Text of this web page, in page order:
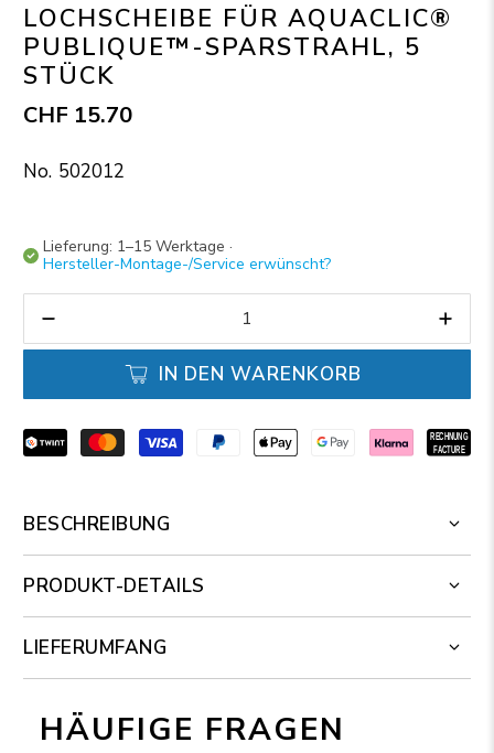
LOCHSCHEIBE FÜR AQUACLIC®
PUBLIQUE™-SPARSTRAHL, 5
STÜCK
CHF 15.70
502012
Lieferung: 1–15 Werktage ·
Hersteller-Montage-/Service erwünscht?
IN DEN WARENKORB
BESCHREIBUNG
PRODUKT-DETAILS
LIEFERUMFANG
HÄUFIGE FRAGEN